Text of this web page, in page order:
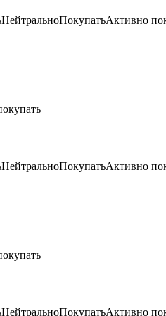
НейтральноПокупатьАктивно
НейтральноПокупатьАктивно
НейтральноПокупатьАктивно